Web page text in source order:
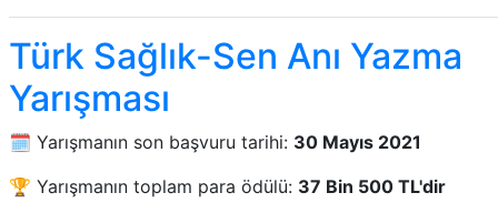
Türk Sağlık-Sen Anı Yazma
Yarışması
🗓️ Yarışmanın son başvuru tarihi: 30 Mayıs 2021
🏆 Yarışmanın toplam para ödülü: 37 Bin 500 TL'dir